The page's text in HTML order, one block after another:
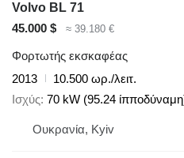
Volvo BL 71
45.000 $
≈ 39.180 €
Φορτωτής εκσκαφέας
2013
10.500 ωρ./λειτ.
Ισχύς 70 kW (95.24
Ουκρανία, Kyiv